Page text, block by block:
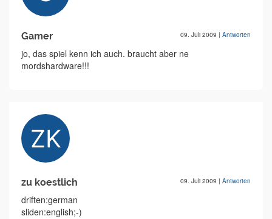
Gamer 09. Juli 2009 | Antworten
jo, das spiel kenn ich auch. braucht aber ne
mordshardware!!!
zu koestlich 09. Juli 2009 | Antworten
driften:german
sliden:english;-)